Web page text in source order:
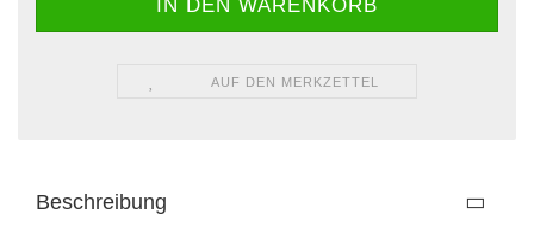
AUF DEN MERKZETTEL
Beschreibung